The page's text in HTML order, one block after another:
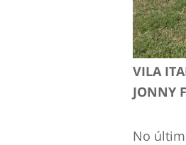
VILA
JONNY
No